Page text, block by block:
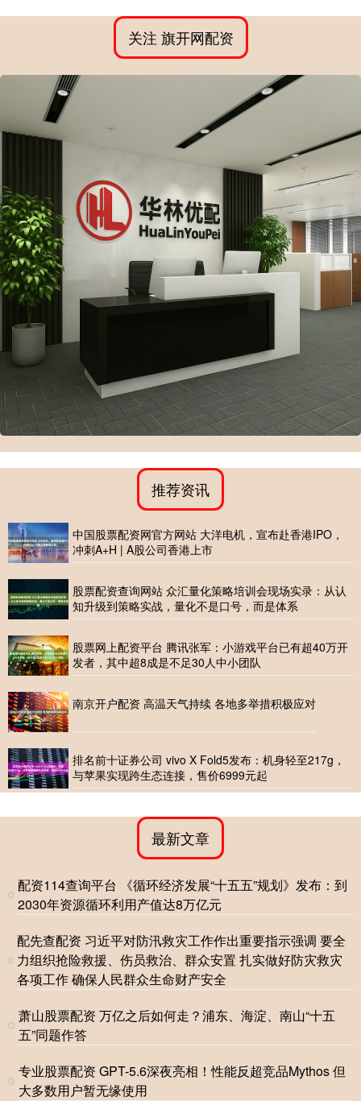
关注 旗开网配资
推荐资讯
中国股票配资网官方网站 大洋电机，宣布赴香港IPO，
冲刺A+H | A股公司香港上市
股票配资查询网站 众汇量化策略培训会现场实录：从认
知升级到策略实战，量化不是口号，而是体系
股票网上配资平台 腾讯张军：小游戏平台已有超40万开
发者，其中超8成是不足30人中小团队
南京开户配资 高温天气持续 各地多举措积极应对
排名前十证券公司 vivo X Fold5发布：机身轻至217g，
与苹果实现跨生态连接，售价6999元起
最新文章
配资114查询平台 《循环经济发展“十五五”规划》发布：到
2030年资源循环利用产值达8万亿元
配先查配资 习近平对防汛救灾工作作出重要指示强调 要全
力组织抢险救援、伤员救治、群众安置 扎实做好防灾救灾
各项工作 确保人民群众生命财产安全
萧山股票配资 万亿之后如何走？浦东、海淀、南山“十五
五”同题作答
专业股票配资 GPT-5.6深夜亮相！性能反超竞品Mythos 但
大多数用户暂无缘使用